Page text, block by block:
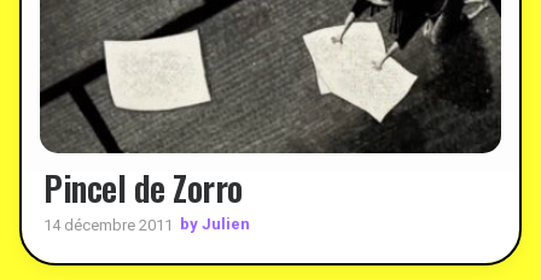
Pincel de Zorro
14 décembre 2011 by Julien